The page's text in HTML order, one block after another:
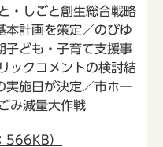
・しごと創生総合戦略
本計画を策定／のびゆ
子ども・子育て支援事
ックコメントの検討結
実施日が決定／市ホー
み減量大作戦
566KB）